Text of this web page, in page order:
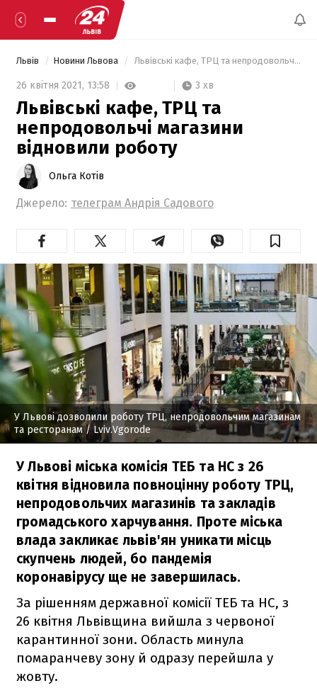
Львів Новини Львова Львівські кафе, ТРЦ та непродовольчі магазини відновили роботу
26 квітня 2021, 13:58 3 хв
Львівські кафе, ТРЦ та
непродовольчі магазини
відновили роботу
Ольга Котів
Джерело: телеграм Андрія Садового
У Львові дозволили роботу ТРЦ, непродовольчим магазинам
та ресторанам/ Lviv.Vgorodе
У Львові міська комісія ТЕБ та НС з 26
квітня відновила повноцінну роботу ТРЦ,
непродовольчих магазинів та закладів
громадського харчування. Проте міська
влада закликає львів'ян уникати місць
скупчень людей, бо пандемія
коронавірусу ще не завершилась.
За рішенням державної комісії ТЕБ та НС, з
26 квітня Львівщина вийшла з червоної
карантинної зони. Область минула
помаранчеву зону й одразу перейшла у
жовту.